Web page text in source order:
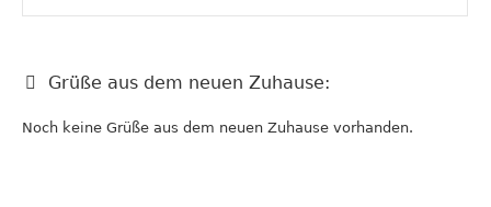
Grüße aus dem neuen Zuhause:
Noch keine Grüße aus dem neuen Zuhause vorhanden.